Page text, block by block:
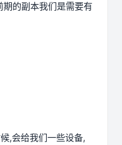
的副本我们是需要有
,会给我们一些设备,